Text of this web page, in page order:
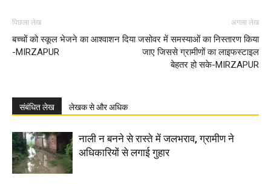
पिछला लेख
बच्चों को स्कूल भेजने का आश्वाशन दिया
-MIRZAPUR
अगला लेख
जसोवर में समस्याओं का निस्तारण किया
जाए जिससे ग्रामीणों का लाइफस्टाइल
बेहतर हो सके-MIRZAPUR
संबंधित लेख लेखक से और अधिक
नाली न बनने से रास्ते में जलभराव, ग्रामीण ने
अधिकारियों से लगाई गुहार